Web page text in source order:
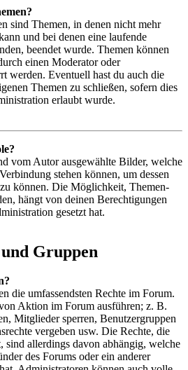
sind Themen, in denen nicht mehr
und bei denen eine laufende
beendet wurde. Themen können
einen Moderator oder
werden. Eventuell hast du auch die
Themen zu schließen, sofern dies
erlaubt wurde.
vom Autor ausgewählte Bilder, welche
stehen können, um dessen
können. Die Möglichkeit, Themen-
hängt von deinen Berechtigungen
gesetzt hat.
Gruppen
die umfassendsten Rechte im Forum.
Aktion im Forum ausführen; z. B.
Mitglieder sperren, Benutzergruppen
vergeben usw. Die Rechte, die
sind allerdings davon abhängig, welche
des Forums oder ein anderer